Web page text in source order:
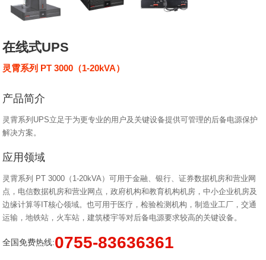
在线式UPS
灵霄系列 PT 3000（1-20kVA）
产品简介
灵霄系列UPS立足于为更专业的用户及关键设备提供可管理的后备电源保护
解决方案。
应用领域
灵霄系列 PT 3000（1-20kVA）可用于金融、银行、证券数据机房和营业网
点，电信数据机房和营业网点，政府机构和教育机构机房，中小企业机房及
边缘计算等IT核心领域。也可用于医疗，检验检测机构，制造业工厂，交通
运输，地铁站，火车站，建筑楼宇等对后备电源要求较高的关键设备。
全国免费热线:0755-83636361